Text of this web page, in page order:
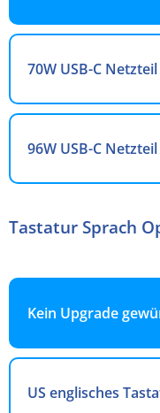
70W USB-C Netzteil
96W USB-C Netzteil
Tastatur Sprach
Kein Upgrade
US englisches